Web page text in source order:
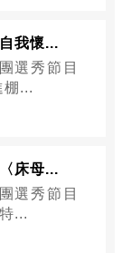
我懷...
選秀節目
棚...
床母...
選秀節目
...